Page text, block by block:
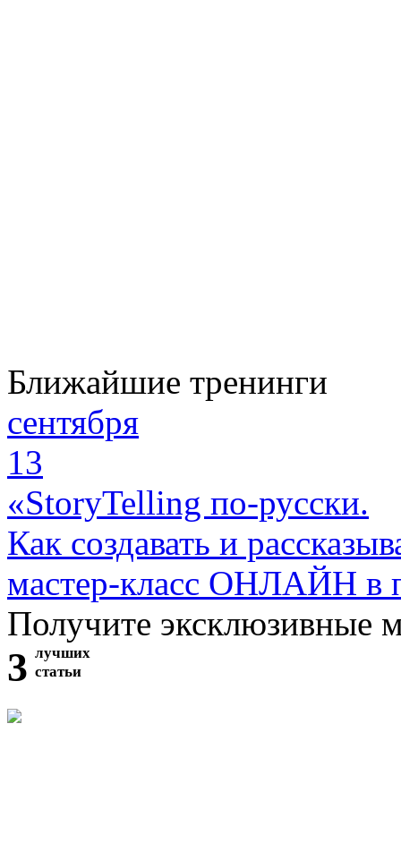
Ближайшие тренинги
сентября
13
«StoryTelling по-русски.
Как создавать и
мастер-класс ОНЛАЙН в
Получите эксклюзивные
3 лучших
статьи